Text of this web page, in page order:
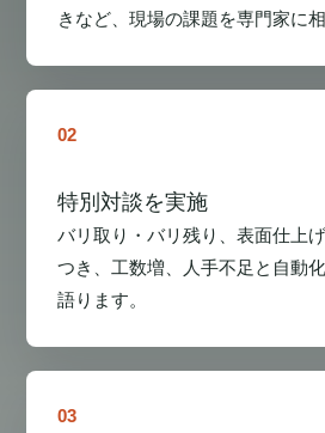
きなど、現場の課題を専門家に
02
特別対談を実施
バリ取り・バリ残り、表面仕上
つき、工数増、人手不足と自動
語ります。
03